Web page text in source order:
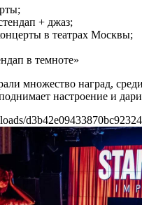
+ джаз;
в театрах Москвы;
в темноте»
множество наград,
настроение и